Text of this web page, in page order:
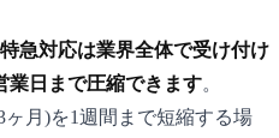
急対応は業界全体で受け付け
業日まで圧縮できます。
月)を1週間まで短縮する場